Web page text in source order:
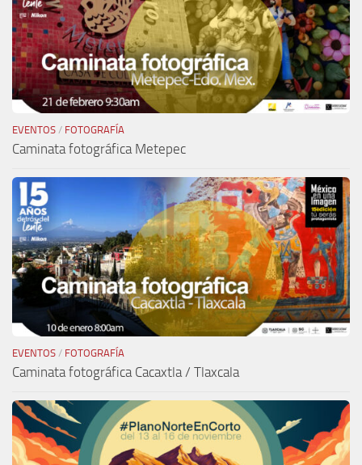
EVENTOS / FOTOGRAFÍA
Caminata fotográfica Metepec
EVENTOS / FOTOGRAFÍA
Caminata fotográfica Cacaxtla / Tlaxcala